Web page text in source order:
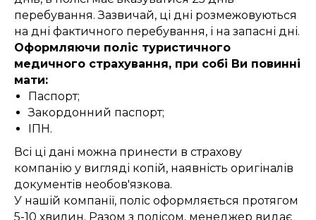
перебування. Зазвичай, ці дні розмежовуються
на дні фактичного перебування, і на запасні дні.
Оформляючи поліс туристичного
медичного страхування, при собі Ви повинні
мати:
Паспорт;
Закордонний паспорт;
ІПН.
Всі ці дані можна принести в страхову
компанію у вигляді копій, наявність оригіналів
документів необов'язкова.
У нашій компанії, поліс оформляється протягом
5-10 хвилин. Разом з полісом, менеджер видає